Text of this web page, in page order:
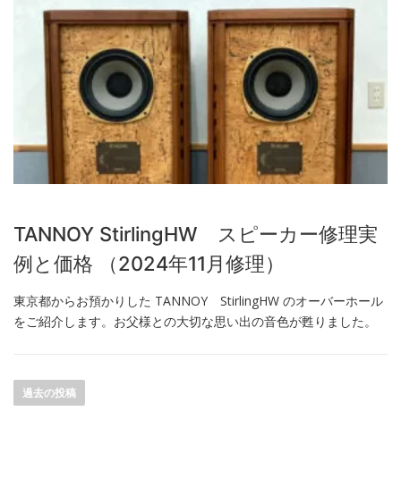
TANNOY StirlingHW スピーカー修理実
例と価格 （2024年11月修理）
東京都からお預かりした TANNOY StirlingHW のオーバーホール
をご紹介します。お父様との大切な思い出の音色が甦りました。
稿
ナ
過去の投稿